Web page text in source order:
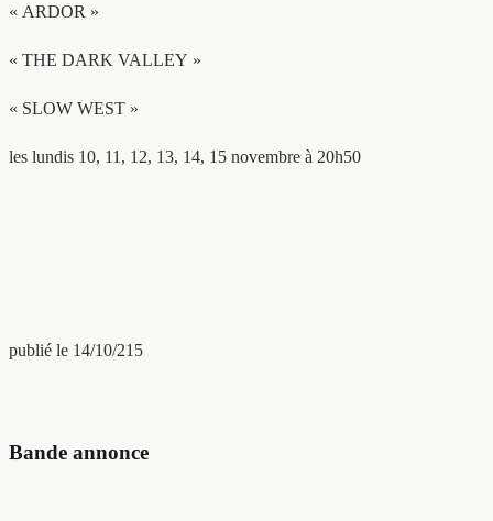
« ARDOR »
« THE DARK VALLEY »
« SLOW WEST »
les lundis 10, 11, 12, 13, 14, 15 novembre à 20h50
publié le 14/10/215
Bande annonce